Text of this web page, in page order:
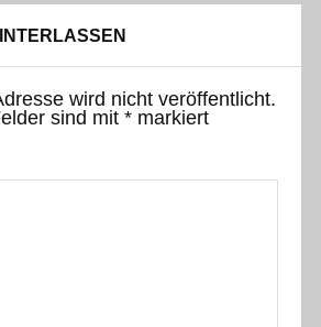
wird nicht veröffentlicht.
sind mit *markiert